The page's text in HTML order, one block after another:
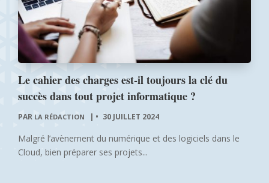
Le cahier des charges est-il toujours la clé du
succès dans tout projet informatique ?
PAR LA RÉDACTION | 30 JUILLET 2024
Malgré l’avènement du numérique et des logiciels dans le
Cloud, bien préparer ses projets...